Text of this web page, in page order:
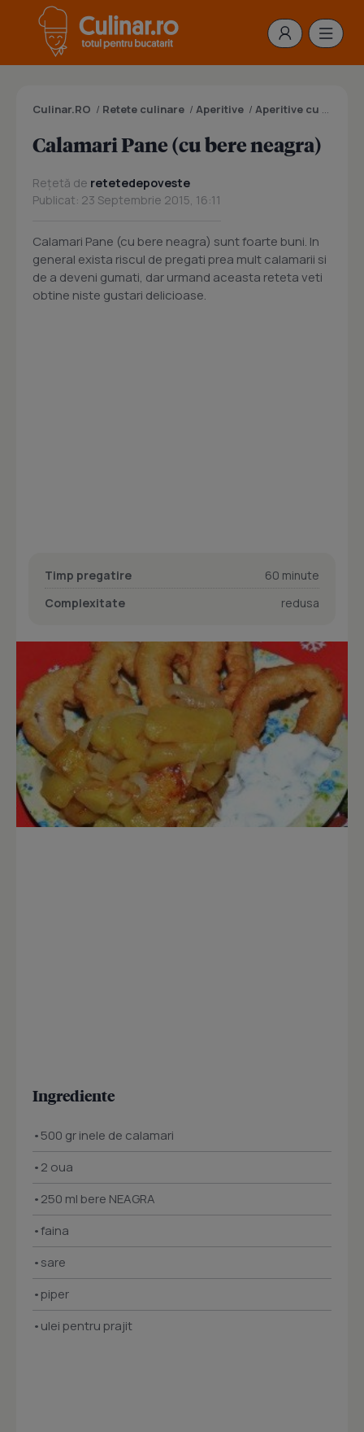
Culinar.RO / Retete culinare / Aperitive / Aperitive cu peste
Calamari Pane (cu bere neagra)
Rețetă de retetedepoveste
Publicat: 23 Septembrie 2015, 16:11
Calamari Pane (cu bere neagra) sunt foarte buni. In
general exista riscul de pregati prea mult calamarii si
de a deveni gumati, dar urmand aceasta reteta veti
obtine niste gustari delicioase.
Timp pregatire
60 minute
Complexitate
redusa
Ingrediente
•500 gr inele de calamari
•2 oua
•250 ml bere NEAGRA
•faina
•sare
•piper
•ulei pentru prajit